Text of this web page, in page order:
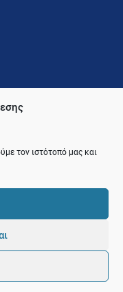
τον ιστότοπό μας και
Pointer